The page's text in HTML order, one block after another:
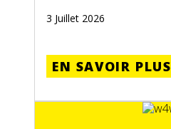
3 Juillet 2026
EN SAVOIR PLUS